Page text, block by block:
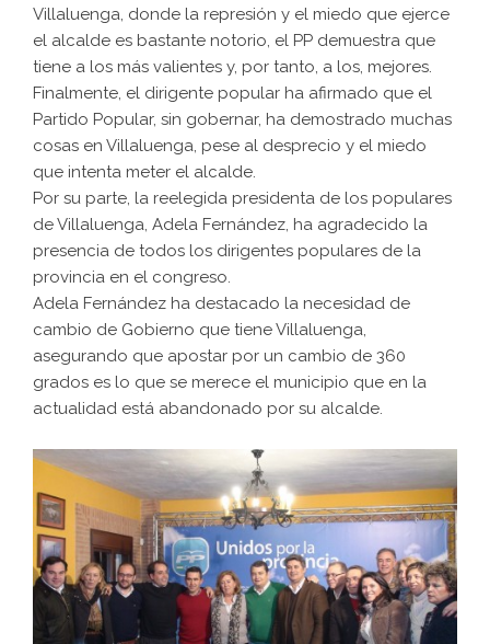
Villaluenga, donde la represión y el miedo que ejerce
el alcalde es bastante notorio, el PP demuestra que
tiene a los más valientes y, por tanto, a los, mejores.
Finalmente, el dirigente popular ha afirmado que el
Partido Popular, sin gobernar, ha demostrado muchas
cosas en Villaluenga, pese al desprecio y el miedo
que intenta meter el alcalde.
Por su parte, la reelegida presidenta de los populares
de Villaluenga, Adela Fernández, ha agradecido la
presencia de todos los dirigentes populares de la
provincia en el congreso.
Adela Fernández ha destacado la necesidad de
cambio de Gobierno que tiene Villaluenga,
asegurando que apostar por un cambio de 360
grados es lo que se merece el municipio que en la
actualidad está abandonado por su alcalde.